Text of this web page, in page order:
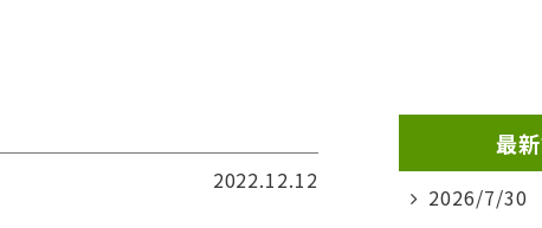
2022.12.12
最
2026/7/30